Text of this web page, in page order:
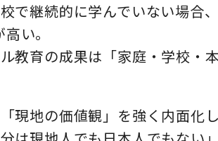
で継続的に学んでいない場合
い。
教育の成果は「家庭・学校・
現地の価値観」を強く内面化